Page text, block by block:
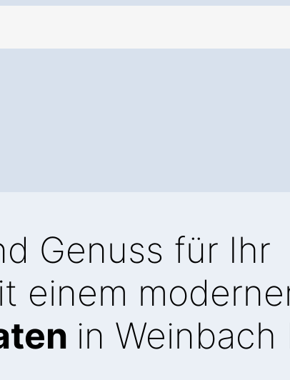
Genuss für Ihr
einem
in Weinbach